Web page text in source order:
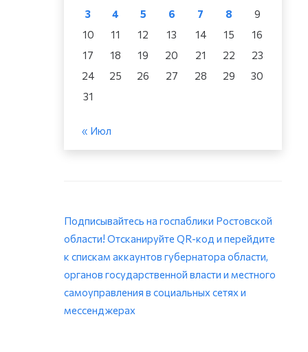
3
4 5 6 7 8
9
10
11 12 13 14 15
16
17
18 19 20 21 22
23
24
25 26 27 28 29
30
31
« Июл
Подписывайтесь на госпаблики Ростовской
области! Отсканируйте QR-код и перейдите
к спискам аккаунтов губернатора области,
органов государственной власти и местного
самоуправления в социальных сетях и
мессенджерах